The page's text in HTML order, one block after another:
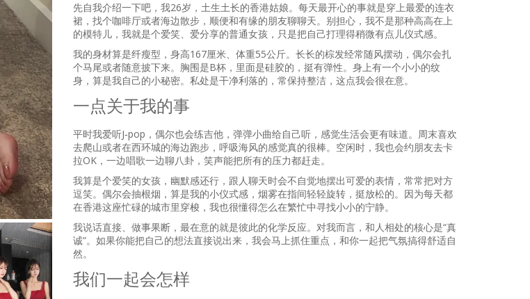
先自我介绍一下吧，我26岁，土生土长的香港姑娘。每天最开心的事就是穿上最爱的连衣
裙，找个咖啡厅或者海边散步，顺便和有缘的朋友聊聊天。别担心，我不是那种高高在上
的模特儿，我就是个爱笑、爱分享的普通女孩，只是把自己打理得稍微有点儿仪式感。
我的身材算是纤瘦型，身高167厘米、体重55公斤。长长的棕发经常随风摆动，偶尔会扎
个马尾或者随意披下来。胸围是B杯，里面是硅胶的，挺有弹性。身上有一个小小的纹
身，算是我自己的小秘密。私处是干净利落的，常保持整洁，这点我会很在意。
一点关于我的事
平时我爱听J‑pop，偶尔也会练吉他，弹弹小曲给自己听，感觉生活会更有味道。周末喜欢
去爬山或者在西环城的海边跑步，呼吸海风的感觉真的很棒。空闲时，我也会约朋友去卡
拉OK，一边唱歌一边聊八卦，笑声能把所有的压力都赶走。
我算是个爱笑的女孩，幽默感还行，跟人聊天时会不自觉地摆出可爱的表情，常常把对方
逗笑。偶尔会抽根烟，算是我的小仪式感，烟雾在指间轻轻旋转，挺放松的。因为每天都
在香港这座忙碌的城市里穿梭，我也很懂得怎么在繁忙中寻找小小的宁静。
我说话直接、做事果断，最在意的就是彼此的化学反应。对我而言，和人相处的核心是“真
诚”。如果你能把自己的想法直接说出来，我会马上抓住重点，和你一起把气氛搞得舒适自
然。
我们一起会怎样